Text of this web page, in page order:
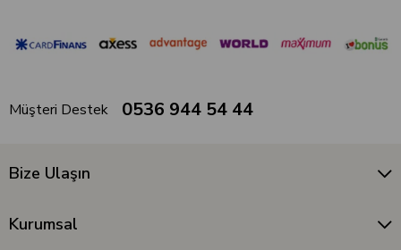
Müşteri Destek 0536 944 54 44
Bize Ulaşın
Kurumsal